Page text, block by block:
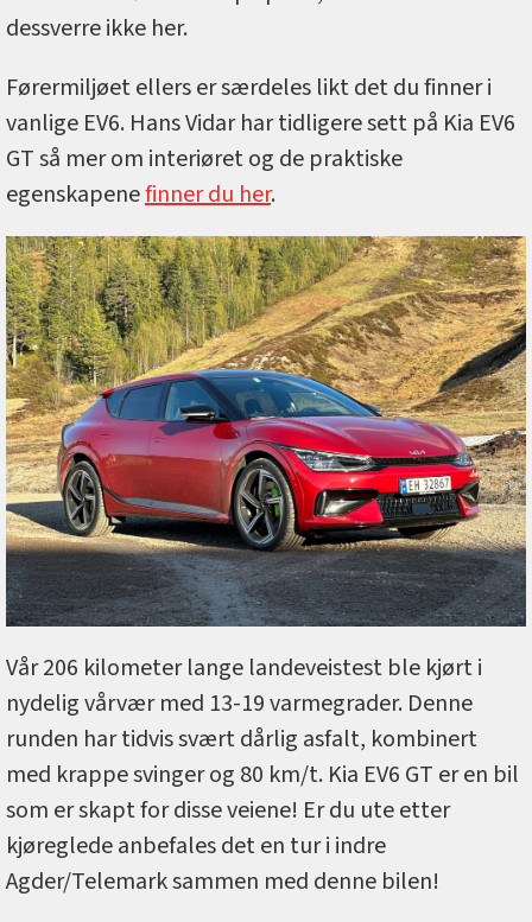
dessverre ikke her.
Førermiljøet ellers er særdeles likt det du finner i
vanlige EV6. Hans Vidar har tidligere sett på Kia EV6
GT så mer om interiøret og de praktiske
egenskapenefinner du her.
Vår 206 kilometer lange landeveistest ble kjørt i
nydelig vårvær med 13-19 varmegrader. Denne
runden har tidvis svært dårlig asfalt, kombinert
med krappe svinger og 80 km/t. Kia EV6 GT er en bil
som er skapt for disse veiene! Er du ute etter
kjøreglede anbefales det en tur i indre
Agder/Telemark sammen med denne bilen!